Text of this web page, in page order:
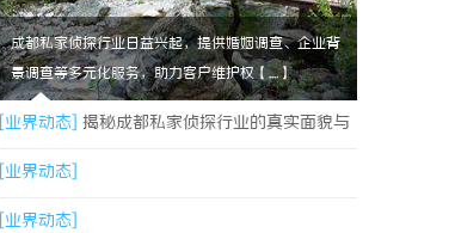
成都私家侦探行业日益兴起，提供婚姻调查、企业背
景调查等多元化服务，助力客户维护权【....】
[业界动态] 揭秘成都私家侦探行业的真实面貌与
专业服务
[业界动态]
[业界动态]